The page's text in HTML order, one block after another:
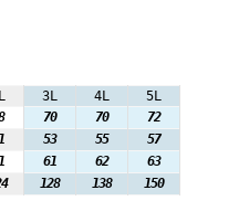
3L 4L
5L
70 70
72
53 55
57
61 62
63
128 138 150